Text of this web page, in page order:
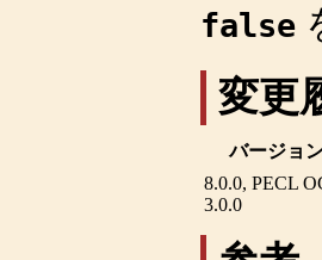
false
変更
バージョ
8.0.0, PECL
3.0.0